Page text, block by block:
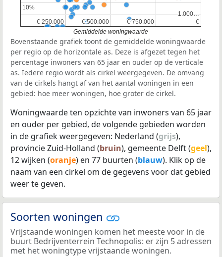
€ 250.000
€ 250.000 € 500.000
€ 500.000 € 750.000
€ 750.000 €
€
1.000…
1.000…
10%
10%
Gemiddelde woningwaarde
Bovenstaande grafiek toont de gemiddelde woningwaarde
per regio op de horizontale as. Deze is afgezet tegen het
percentage inwoners van 65 jaar en ouder op de verticale
as. Iedere regio wordt als cirkel weergegeven. De omvang
van de cirkels hangt af van het aantal woningen in een
gebied: hoe meer woningen, hoe groter de cirkel.
Woningwaarde ten opzichte van inwoners van 65 jaar
en ouder per gebied, de volgende gebieden worden
in de grafiek weergegeven: Nederland (grijs),
provincie Zuid-Holland (bruin), gemeente Delft (geel),
12 wijken (oranje) en 77 buurten (blauw). Klik op de
naam van een cirkel om de gegevens voor dat gebied
weer te geven.
Soorten woningen
Vrijstaande woningen komen het meeste voor in de
buurt Bedrijventerrein Technopolis: er zijn 5 adressen
met het woningtype vrijstaande woningen.